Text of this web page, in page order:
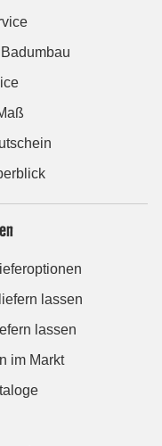
lassen
lassen
im Markt